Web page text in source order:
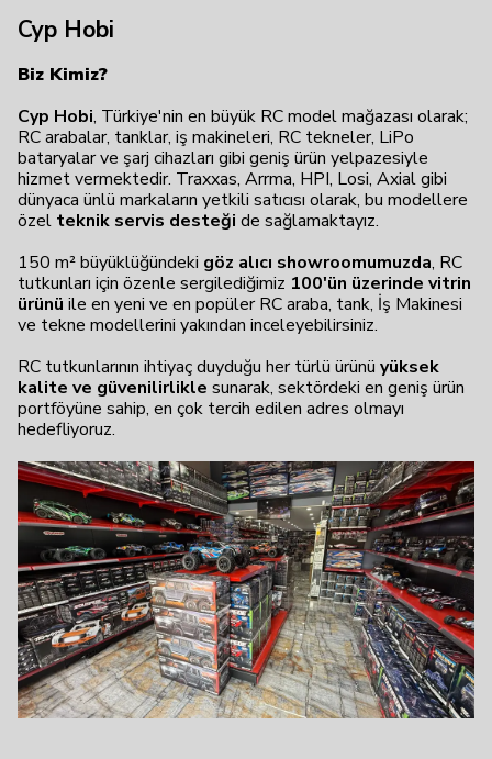
Cyp Hobi
Biz Kimiz?
Cyp Hobi, Türkiye'nin en büyük RC model mağazası olarak;
RC arabalar, tanklar, iş makineleri, RC tekneler, LiPo
bataryalar ve şarj cihazları gibi geniş ürün yelpazesiyle
hizmet vermektedir. Traxxas, Arrma, HPI, Losi, Axial gibi
dünyaca ünlü markaların yetkili satıcısı olarak, bu modellere
özel teknik servis desteği de sağlamaktayız.
150 m² büyüklüğündeki göz alıcı showroomumuzda, RC
tutkunları için özenle sergilediğimiz 100'ün üzerinde vitrin
ürünü ile en yeni ve en popüler RC araba, tank, İş Makinesi
ve tekne modellerini yakından inceleyebilirsiniz.
RC tutkunlarının ihtiyaç duyduğu her türlü ürünü yüksek
kalite ve güvenilirlikle sunarak, sektördeki en geniş ürün
portföyüne sahip, en çok tercih edilen adres olmayı
hedefliyoruz.